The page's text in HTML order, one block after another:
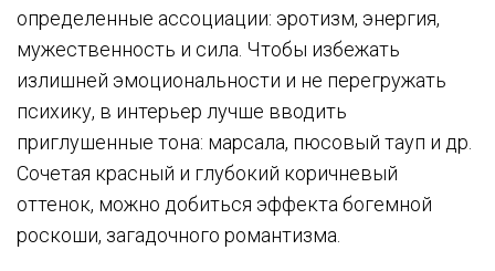
определенные ассоциации: эротизм, энергия,
мужественность и сила. Чтобы избежать
излишней эмоциональности и не перегружать
психику, в интерьер лучше вводить
приглушенные тона: марсала, пюсовый тауп и др.
Сочетая красный и глубокий коричневый
оттенок, можно добиться эффекта богемной
роскоши, загадочного романтизма.